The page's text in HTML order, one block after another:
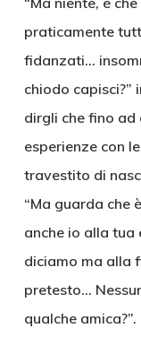
praticamente
fidanzati…
chiodo
dirgli che fino ad
esperienze con
travestito di
“Ma guarda che
anche io alla tua
diciamo ma alla
pretesto…
qualche amica?”.